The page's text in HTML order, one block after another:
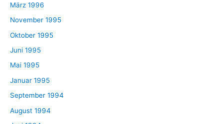
März 1996
November 1995
Oktober 1995
Juni 1995
Mai 1995
Januar 1995
September 1994
August 1994